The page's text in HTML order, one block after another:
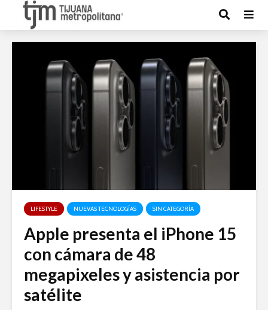
LIFESTYLE NUEVAS TECNOLOGÍAS SIN CATEGORÍA
Apple presenta el iPhone 15
con cámara de 48
megapixeles y asistencia por
satélite